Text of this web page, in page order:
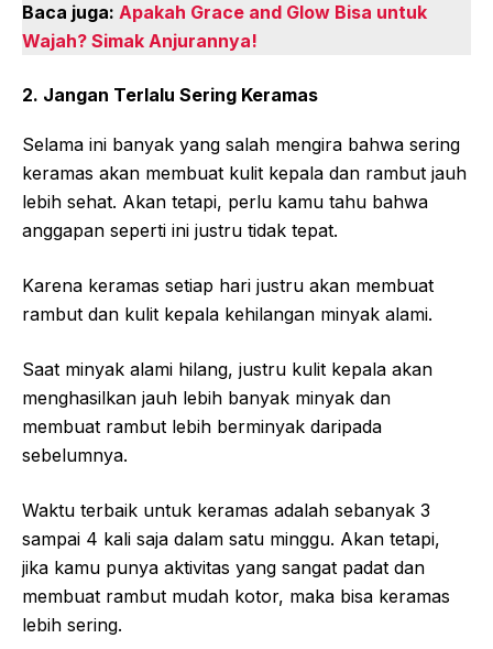
Baca juga: Apakah Grace and Glow Bisa untuk
Wajah? Simak Anjurannya!
2. Jangan Terlalu Sering Keramas
Selama ini banyak yang salah mengira bahwa sering
keramas akan membuat kulit kepala dan rambut jauh
lebih sehat. Akan tetapi, perlu kamu tahu bahwa
anggapan seperti ini justru tidak tepat.
Karena keramas setiap hari justru akan membuat
rambut dan kulit kepala kehilangan minyak alami.
Saat minyak alami hilang, justru kulit kepala akan
menghasilkan jauh lebih banyak minyak dan
membuat rambut lebih berminyak daripada
sebelumnya.
Waktu terbaik untuk keramas adalah sebanyak 3
sampai 4 kali saja dalam satu minggu. Akan tetapi,
jika kamu punya aktivitas yang sangat padat dan
membuat rambut mudah kotor, maka bisa keramas
lebih sering.